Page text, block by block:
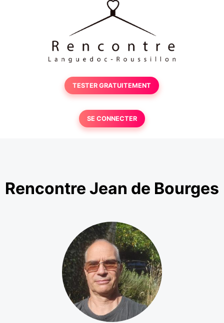
TESTER GRATUITEMENT
SE CONNECTER
Rencontre Jean de Bourges